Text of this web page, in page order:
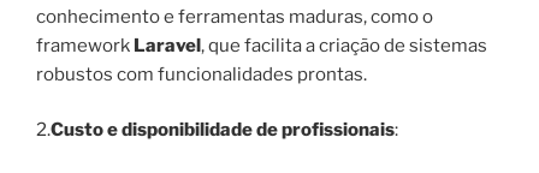
conhecimento e ferramentas maduras, como o
framework Laravel, que facilita a criação de sistemas
robustos com funcionalidades prontas.
2.Custo e disponibilidade de profissionais: